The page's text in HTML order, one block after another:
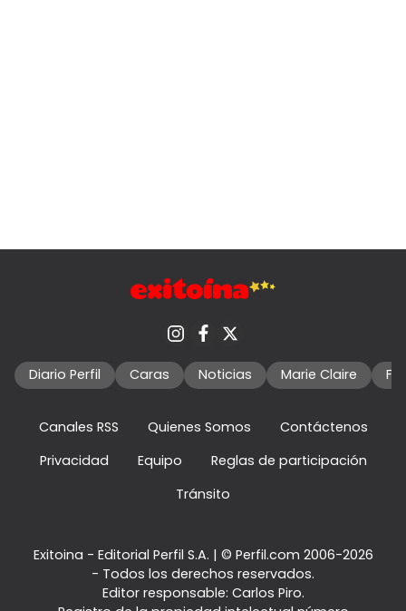
Diario Perfil Caras Noticias Marie Claire
Canales RSS Quienes Somos
Contáctenos
Privacidad
Equipo
Reglas de participación
Tránsito
Exitoina - Editorial Perfil S.A. | © Perfil.com 2006-2026
- Todos los derechos reservados.
Editor responsable: Carlos Piro.